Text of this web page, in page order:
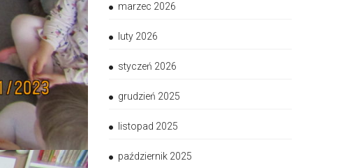
marzec 2026
luty 2026
styczeń 2026
grudzień 2025
listopad 2025
październik 2025